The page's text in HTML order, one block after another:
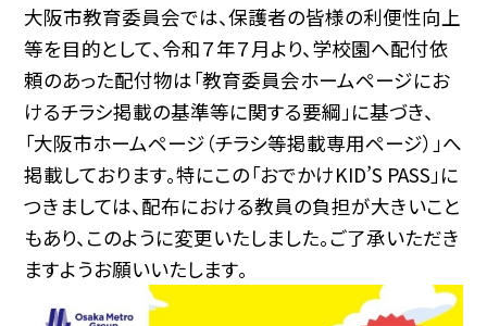
大阪市教育委員会では、保護者の皆様の利便性向上
等を目的として、令和７年７月より、学校園へ配付依
頼のあった配付物は「教育委員会ホームページにお
けるチラシ掲載の基準等に関する要綱」に基づき、
「大阪市ホームページ（チラシ等掲載専用ページ）」へ
掲載しております。特にこの「おでかけKID’S PASS」に
つきましては、配布における教員の負担が大きいこと
もあり、このように変更いたしました。ご了承いただき
ますようお願いいたします。